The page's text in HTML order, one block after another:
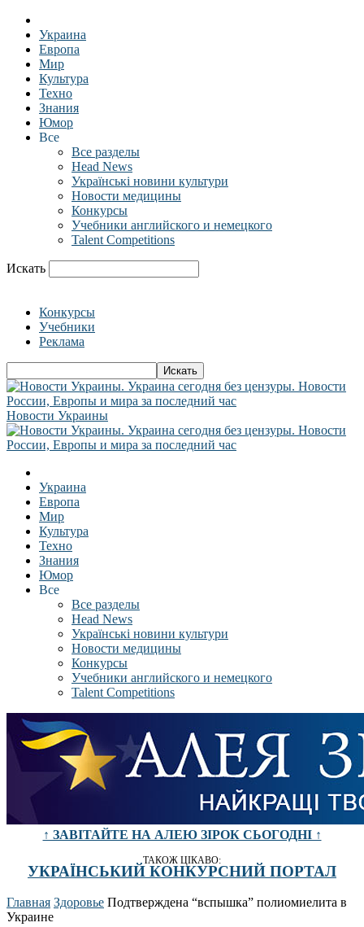
Украина
Европа
Мир
Культура
Техно
Знания
Юмор
Все
Все разделы
Head News
Українські новини культури
Новости медицины
Конкурсы
Учебники английского и немецкого
Talent Competitions
Искать
Конкурсы
Учебники
Реклама
Новости Украины
Украина
Европа
Мир
Культура
Техно
Знания
Юмор
Все
Все разделы
Head News
Українські новини культури
Новости медицины
Конкурсы
Учебники английского и немецкого
Talent Competitions
↑ ЗАВІТАЙТЕ НА АЛЕЮ ЗІРОК СЬОГОДНІ ↑
ТАКОЖ ЦІКАВО:
УКРАЇНСЬКИЙ КОНКУРСНИЙ ПОРТАЛ
Главная Здоровье Подтверждена “вспышка” полиомиелита в
Украине